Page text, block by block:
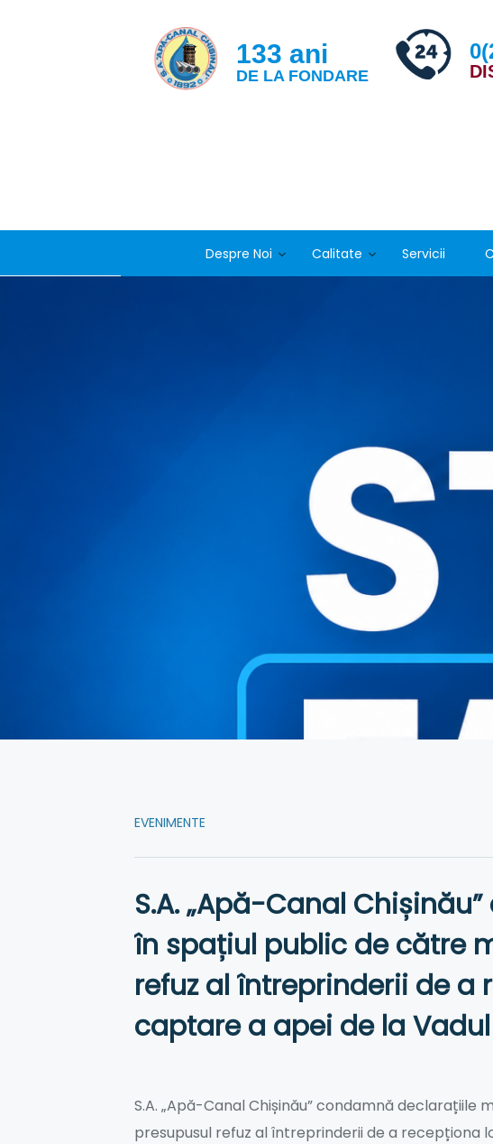
133 ani
DE LA FONDARE
Despre Noi Calitate Servicii
EVENIMENTE
S.A. „Apă-Canal
în spațiul public de către
refuz al întreprinderii de
captare a apei de la
S.A. „Apă-Canal Chișinău” condamnă
presupusul refuz al întreprinderii de a recepționa